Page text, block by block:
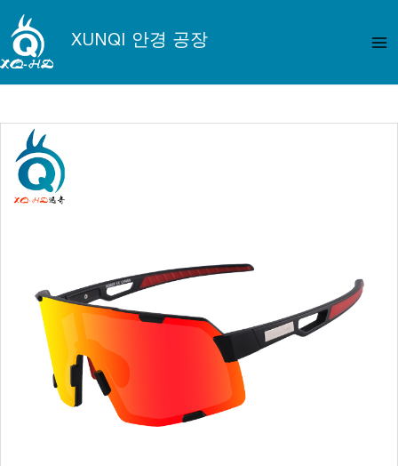
텐
츠
로
너
기
XUNQI 안경 공장
인
메
뉴